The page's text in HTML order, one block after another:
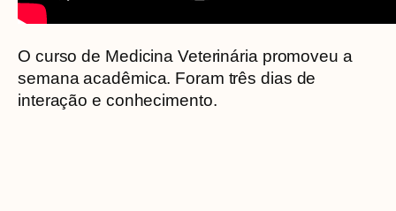
O curso de Medicina Veterinária promoveu a
semana acadêmica. Foram três dias de
interação e conhecimento.